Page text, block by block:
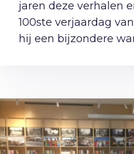
jaren deze verhalen
100ste verjaardag
hij een bijzondere